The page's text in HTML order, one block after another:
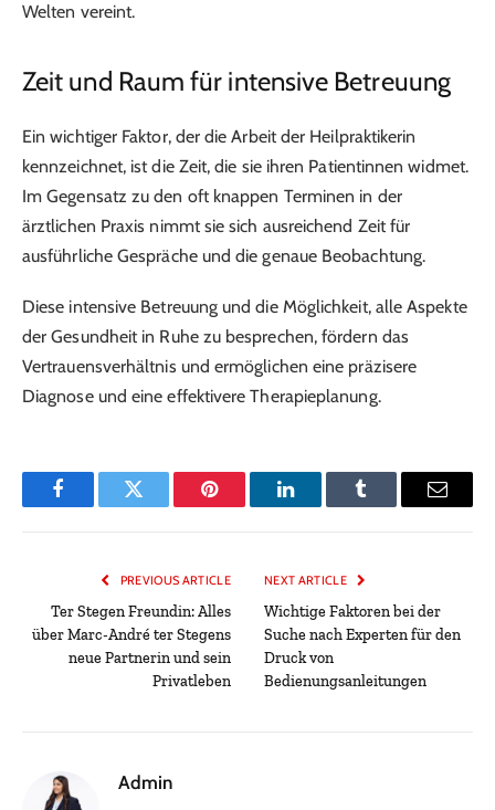
Welten vereint.
Zeit und Raum für intensive Betreuung
Ein wichtiger Faktor, der die Arbeit der Heilpraktikerin
kennzeichnet, ist die Zeit, die sie ihren Patientinnen widmet.
Im Gegensatz zu den oft knappen Terminen in der
ärztlichen Praxis nimmt sie sich ausreichend Zeit für
ausführliche Gespräche und die genaue Beobachtung.
Diese intensive Betreuung und die Möglichkeit, alle Aspekte
der Gesundheit in Ruhe zu besprechen, fördern das
Vertrauensverhältnis und ermöglichen eine präzisere
Diagnose und eine effektivere Therapieplanung.
FacebookTwitter Pinterest LinkedInTumblr Email
PREVIOUS ARTICLE
Ter Stegen Freundin: Alles
über Marc-André ter Stegens
neue Partnerin und sein
Privatleben
NEXT ARTICLE
Wichtige Faktoren bei der
Suche nach Experten für den
Druck von
Bedienungsanleitungen
Admin